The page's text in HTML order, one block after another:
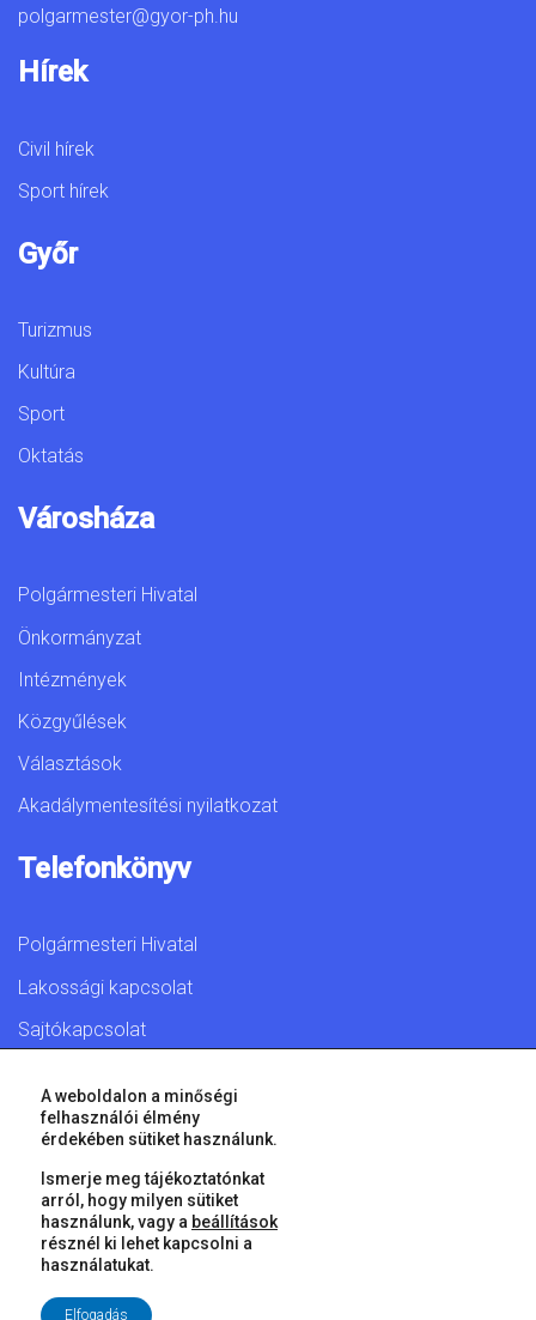
polgarmester@gyor-ph.hu
Hírek
Civil hírek
Sport hírek
Győr
Turizmus
Kultúra
Sport
Oktatás
Városháza
Polgármesteri Hivatal
Önkormányzat
Intézmények
Közgyűlések
Választások
Akadálymentesítési nyilatkozat
Telefonkönyv
Polgármesteri Hivatal
Lakossági kapcsolat
Sajtókapcsolat
© 2026 Győr Megyei Jogú Város • Minden jog fenntartva!
A weboldalon a minőségi
felhasználói élmény
érdekében sütiket használunk.
Ismerje meg tájékoztatónkat
arról, hogy milyen sütiket
használunk, vagy a beállítások
résznél ki lehet kapcsolni a
használatukat.
Elfogadás